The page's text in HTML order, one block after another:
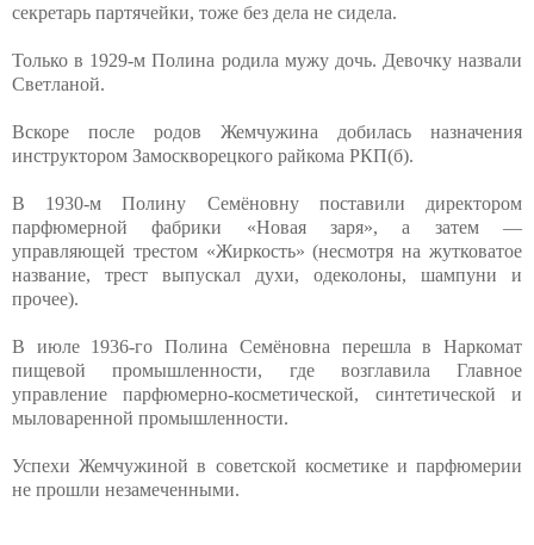
секретарь партячейки, тоже без дела не сидела.
Только в 1929-м Полина родила мужу дочь. Девочку назвали
Светланой.
Вскоре после родов Жемчужина добилась назначения
инструктором Замоскворецкого райкома РКП(б).
В 1930-м Полину Семёновну поставили директором
парфюмерной фабрики «Новая заря», а затем —
управляющей трестом «Жиркость» (несмотря на жутковатое
название, трест выпускал духи, одеколоны, шампуни и
прочее).
В июле 1936-го Полина Семёновна перешла в Наркомат
пищевой промышленности, где возглавила Главное
управление парфюмерно-косметической, синтетической и
мыловаренной промышленности.
Успехи Жемчужиной в советской косметике и парфюмерии
не прошли незамеченными.